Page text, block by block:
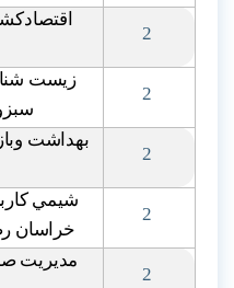
2
2
زيست
2
بهداشت
2
شيمي
خراسان
2
مديريت